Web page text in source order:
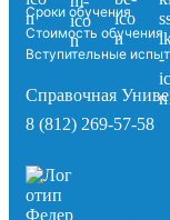
Сроки обучения
Стоимость обучения
Вступительные
Справочная
8 (812) 269-57-58